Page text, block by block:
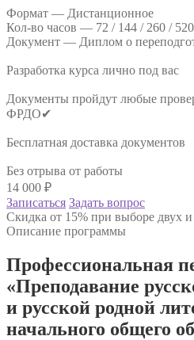
Формат — Дистанционное
Кол-во часов — 72 / 144 / 260 /
Документ — Диплом о
Разработка курса лично под вас
Документы пройдут любые
ФРДО✔
Бесплатная доставка документов
Без отрыва от работы
14 000 ₽
Записаться Задать вопрос
Скидка от 15% при выборе двух
Описание программы
Профессиональная
«Преподавание
и русской родной
начального общего